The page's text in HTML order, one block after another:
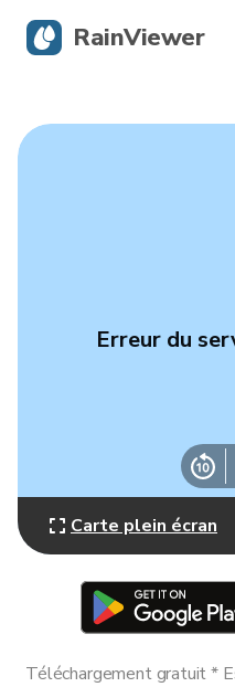
Erreur du
Carte plein écran
Téléchargement gratuit *
RainViewer